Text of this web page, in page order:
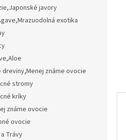
javory
exotika
dreviny,Menej známe ovocie
stromy
kríky
známe ovocie
ovocie
Trávy